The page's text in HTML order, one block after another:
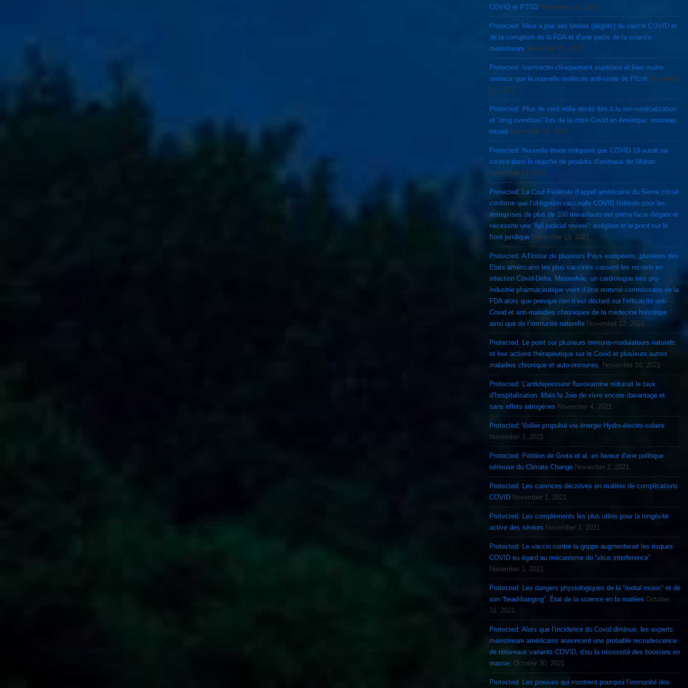
COVID et PTSD November 21, 2021
Protected: Mise à jour des limites (dégâts) du vaccin COVID et
de la corruption de la FDA et d’une partie de la science
mainstream November 21, 2021
Protected: Ivermectin cliniquement supérieur et bien moins
onéreux que la nouvelle molécule anti-virale de Pfizer November
21, 2021
Protected: Plus de cent mille décès liés à la sur-médicalisation
et “drug overdose” lors de la crise Covid en Amérique: nouveau
record November 19, 2021
Protected: Nouvelle étude indiquant que COVID 19 aurait sa
source dans le marché de produits d’animaux de Wuhan
November 19, 2021
Protected: La Cour Fédérale d’appel américaine du 5ieme circuit
confirme que l’obligation vaccinale COVID fédérale pour les
entreprises de plus de 100 travailleurs est prima facie illégale et
nécessite une “full judicial review”: exégèse et le point sur le
front juridique November 13, 2021
Protected: A l’instar de plusieurs Pays européens, plusieurs des
Etats américains les plus vaccinés cassent les records en
infection Covid-Delta. Meanwhile, un cardiologue très pro-
industrie pharmaceutique vient d’être nommé commissaire de la
FDA alors que presque rien n’est déclaré sur l’efficacité anti-
Covid et anti-maladies chroniques de la médecine holistique
ainsi que de l’immunité naturelle November 12, 2021
Protected: Le point sur plusieurs immuno-modulateurs naturels
et leur actions thérapeutique sur le Covid et plusieurs autres
maladies chronique et auto-immunes.
November 10, 2021
Protected: L’antidepresseur fluvoxamine réduirait le taux
d’hospitalisation. Mais la Joie de vivre encore davantage et
sans effets iatrogènes November 4, 2021
Protected: Voilier propulsé via énergie Hydro-électro-solaire
November 3, 2021
Protected: Pétition de Greta et al, en faveur d’une politique
sérieuse du Climate Change November 2, 2021
Protected: Les carences décisives en matière de complications
COVID November 1, 2021
Protected: Les compléments les plus utiles pour la longévité
active des séniors November 1, 2021
Protected: Le vaccin contre la grippe augmenterait les risques
COVID eu égard au mécanisme du “virus interference”.
November 1, 2021
Protected: Les dangers physiologiques de la “metal music” et de
son “head-banging”. État de la science en la matière October
31, 2021
Protected: Alors que l’incidence du Covid diminue, les experts
mainstream américains annoncent une probable recrudescence
de nouveaux variants COVID, d’ou la nécessité des boosters en
masse. October 30, 2021
Protected: Les preuves qui montrent pourquoi l’immunité des